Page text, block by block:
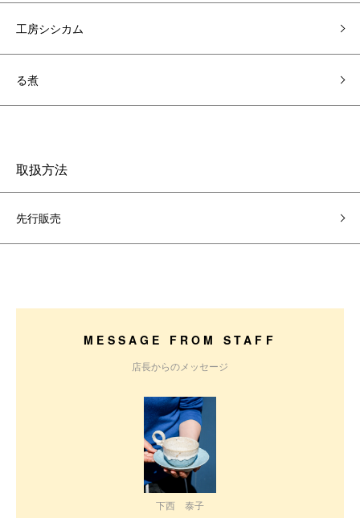
工房シシカム
る煮
取扱方法
先行販売
MESSAGE FROM STAFF
店長からのメッセージ
下西 泰子